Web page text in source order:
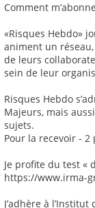
Comment
«Risques Hebdo»
animent un
de leurs
sein de leur
Risques Hebdo
Majeurs, mais
sujets.
Pour la recevoir - 2
Je profite du test «
https://www.irma-
J’adhère à